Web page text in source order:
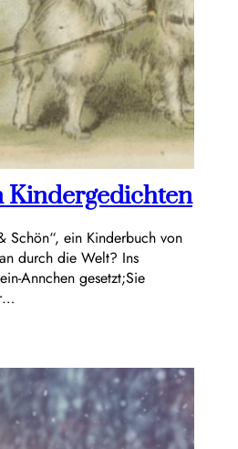
Kindergedichten
Schön“, ein Kinderbuch von
durch die Welt? Ins
Annchen gesetzt;Sie